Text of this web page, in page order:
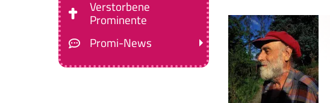
Verstorbene
Prominente
Promi-News